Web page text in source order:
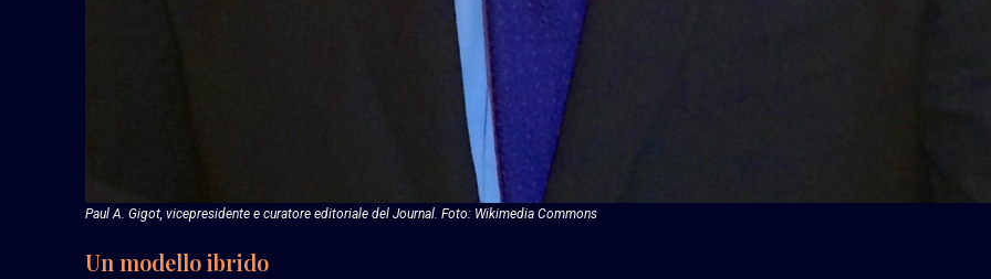
Paul A. Gigot, vicepresidente e curatore editoriale del Journal. Foto: Wikimedia Commons
Un modello ibrido